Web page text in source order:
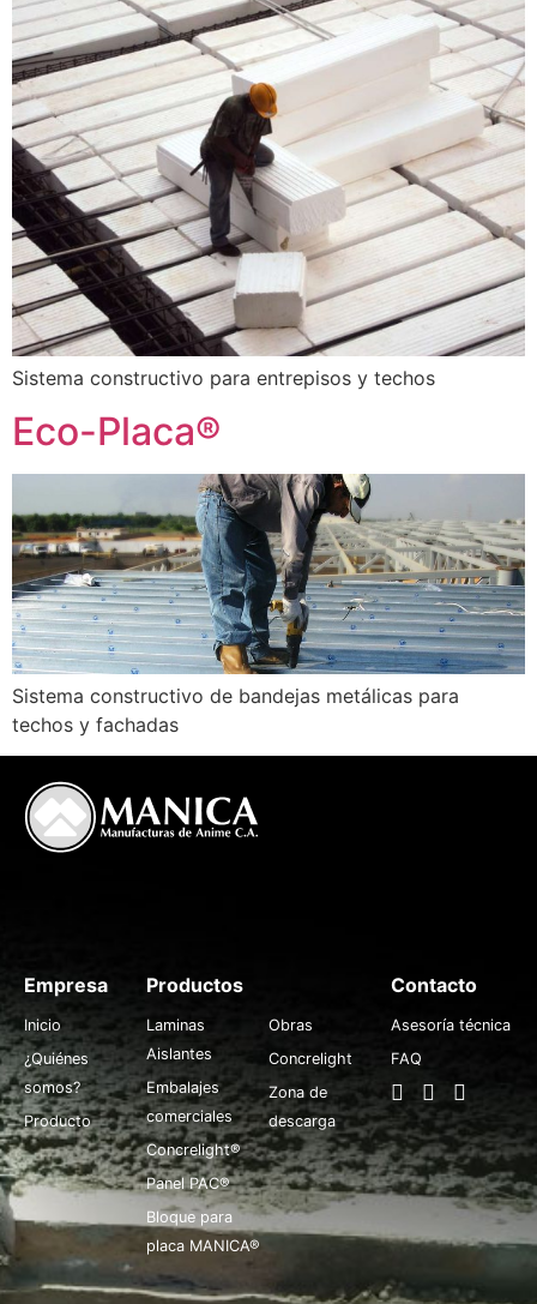
Sistema constructivo para entrepisos y techos
Eco-Placa®
Sistema constructivo de bandejas metálicas para
techos y fachadas
Empresa
Inicio
¿Quiénes
somos?
Producto
Productos
Laminas
Aislantes
Embalajes
comerciales
Concrelight®
Panel PAC®
Bloque para
placa MANICA®
Obras
Concrelight
Zona de
descarga
Contacto
Asesoría técnica
FAQ